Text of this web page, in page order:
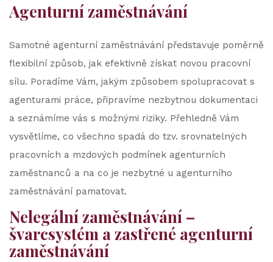
Agenturní zaměstnávání
Samotné agenturní zaměstnávání představuje poměrně
flexibilní způsob, jak efektivně získat novou pracovní
sílu. Poradíme Vám, jakým způsobem spolupracovat s
agenturami práce, připravíme nezbytnou dokumentaci
a seznámíme vás s možnými riziky. Přehledně Vám
vysvětlíme, co všechno spadá do tzv. srovnatelných
pracovních a mzdových podmínek agenturních
zaměstnanců a na co je nezbytné u agenturního
zaměstnávání pamatovat.
Nelegální zaměstnávání –
švarcsystém a zastřené agenturní
zaměstnávání